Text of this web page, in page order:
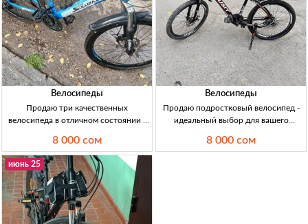
Велосипеды
Продаю три качественных
велосипеда в отличном состоянии -
велосипеда. Б/у, рама металл. Цена:
8 000 сомов.
8 000 сом
Велосипеды
Продаю подростковый велосипед -
идеальный выбор для вашего
подростковый вел. 9-12 лет, чёрный,
8 000 сом
июнь 25